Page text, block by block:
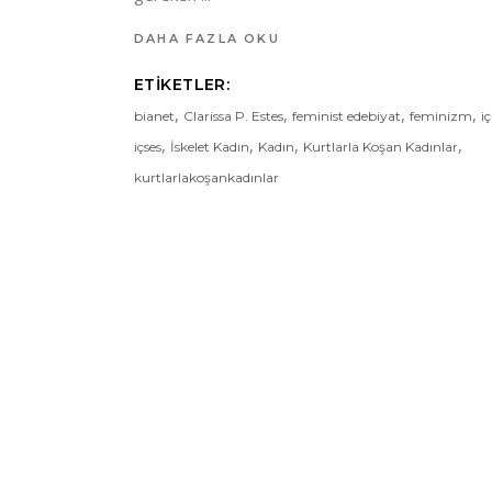
DAHA FAZLA OKU
ETIKETLER:
bianet, Clarissa P. Estes, feminist edebiyat, feminizm,
içses, İskelet Kadın, Kadın, Kurtlarla Koşan Kadınlar,
kurtlarlakoşankadınlar